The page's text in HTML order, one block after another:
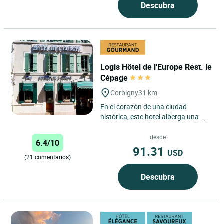
Descubra
Logis Hôtel de l'Europe Rest. le
Cépage
Corbigny31 km
En el corazón de una ciudad
histórica, este hotel alberga una
habitaciones confortables con
6.4/10
(21 comentarios)
desde
91.31 USD
Descubra